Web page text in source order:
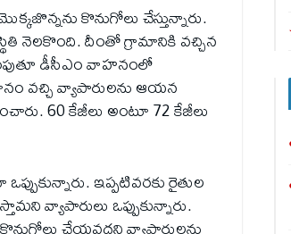
కొనుగోలు చేస్తున్నారు.
నెల‌కొంది. దీంతో గ్రామానికి వచ్చిన
డీసీఎం వాహనంలో
వచ్చి వ్యాపారులను ఆయన
60 కేజీలు అంటూ 72 కేజీలు
ఇప్పటివరకు రైతుల
వ్యాపారులు ఒప్పుకున్నారు.